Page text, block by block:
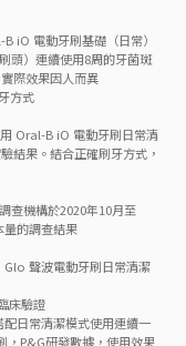
iO 電動牙刷基礎（日常）
頭）連續使用8周的牙菌斑
際效果因人而異
方式
Oral-B iO 電動牙刷日常清
結果。結合正確刷牙方式，
查機構於2020年10月至
量的調查結果
聲波電動牙刷日常清潔
床驗證
日常清潔模式使用連續一
，P&G研發數據，使用效果